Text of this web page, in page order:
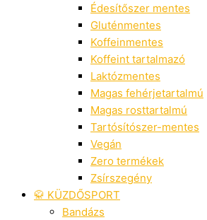
Édesítőszer mentes
Gluténmentes
Koffeinmentes
Koffeint tartalmazó
Laktózmentes
Magas fehérjetartalmú
Magas rosttartalmú
Tartósítószer-mentes
Vegán
Zero termékek
Zsírszegény
🥋 KÜZDŐSPORT
Bandázs